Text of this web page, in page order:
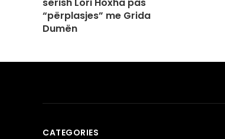
“përplasjes” me Grida
Dumën
CATEGORIES